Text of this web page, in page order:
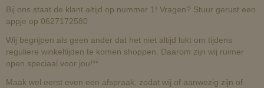
Bij ons staat de klant altijd op nummer 1! Vragen? Stuur gerust een
appje op 0627172580
Wij begrijpen als geen ander dat het niet altijd lukt om tijdens
reguliere winkeltijden te komen shoppen. Daarom zijn wij ruimer
open speciaal voor jou!**
Maak wel eerst even een afspraak, zodat wij of aanwezig zijn of